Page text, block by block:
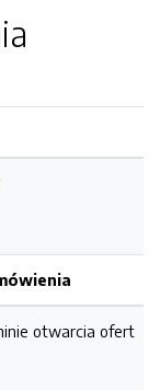
otwarcia ofert